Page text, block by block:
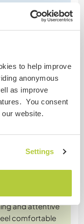
to help improve
anonymous
as improve
You consent
website.
Settings
of jobs
with a few
and had good
works outside
16 Nov. 2024
life on a deer ...)
and attentive
comfortable